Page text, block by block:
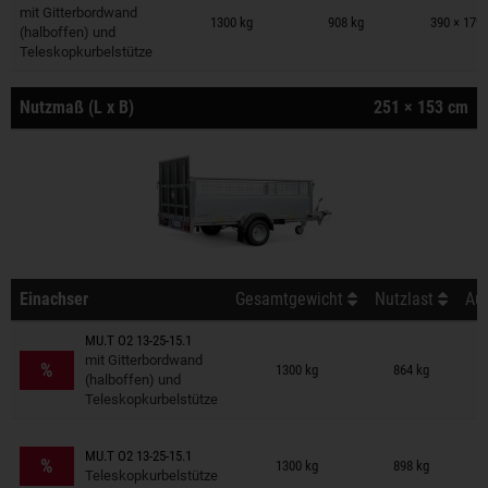
mit Gitterbordwand
(halboffen) und
Teleskopkurbelstütze
1300 kg 908 kg 390 × 179
Nutzmaß (L x B) 251 × 153 cm
Einachser Gesamtgewicht Nutzlast
%
MU.T O2 13-25-15.1
mit Gitterbordwand
(halboffen) und
Teleskopkurbelstütze
1300 kg 864 kg
Anhänger auf Merkzettel
%
MU.T O2 13-25-15.1
Teleskopkurbelstütze
1300 kg 898 kg
Anhänger auf Merkzettel